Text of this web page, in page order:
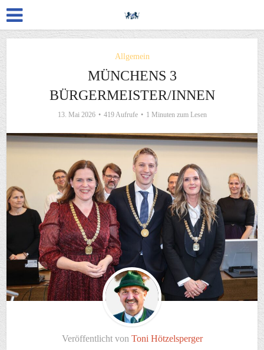
Allgemein
MÜNCHENS 3
BÜRGERMEISTER/INNEN
13. Mai 2026 419 Aufrufe 1 Minuten zum Lesen
Veröffentlicht von Toni Hötzelsperger